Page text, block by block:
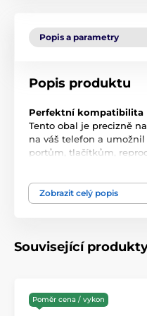
Popis a parametry
Popis produktu
Perfektní kompatibilita
Tento obal je precizně
na váš telefon a
portům, tlačítkům,
Výkonné magnetické
výkonem až 13,28 N
držácích, včetně
Hladký kryt fotoaparátu
Chraňte svůj fotoaparát
Zobrazit celý popis
Související
Poměr cena / vykon